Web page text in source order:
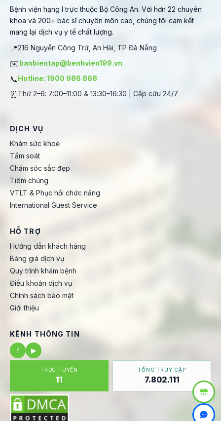
Bệnh viện hạng I trực thuộc Bộ Công An. Với hơn 22 chuyên
khoa và 200+ bác sĩ chuyên môn cao, chúng tôi cam kết
mang lại dịch vụ y tế chất lượng.
📍216 Nguyễn Công Trứ, An Hải, TP Đà Nẵng
✉️banbientap@benhvien199.vn
📞Hotline: 1900 986 868
⏰ Thứ 2–6: 7:00–11:00 & 13:30–16:30 | Cấp cứu 24/7
DỊCH VỤ
Khám sức khoẻ
Tầm soát
Chăm sóc sắc đẹp
Tiêm chủng
VTLT & Phục hồi chức năng
International Guest Service
HỖ TRỢ
Hướng dẫn khách hàng
Bảng giá dịch vụ
Quy trình khám bệnh
Điều khoản dịch vụ
Chính sách bảo mật
Giới thiệu
KÊNH THÔNG TIN
f
▶
TRỰC TUYẾN
11
TỔNG TRUY CẬP
7.802.111